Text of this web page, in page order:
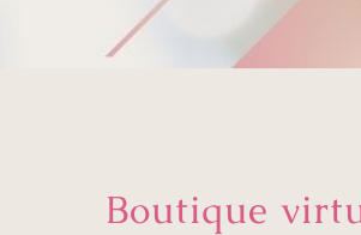
Boutique